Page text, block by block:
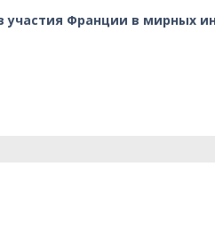
участия Франции в мирных